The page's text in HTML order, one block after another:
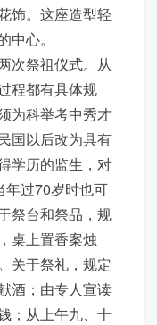
饰。这座造型轻
心。
次祭祖仪式。从
程都有具体规
为科举考中秀才
国以后改为具有
学历的监生，对
年过70岁时也可
祭台和祭品，规
桌上置香案烛
关于祭礼，规定
酒；由专人宣读
；从上午九、十